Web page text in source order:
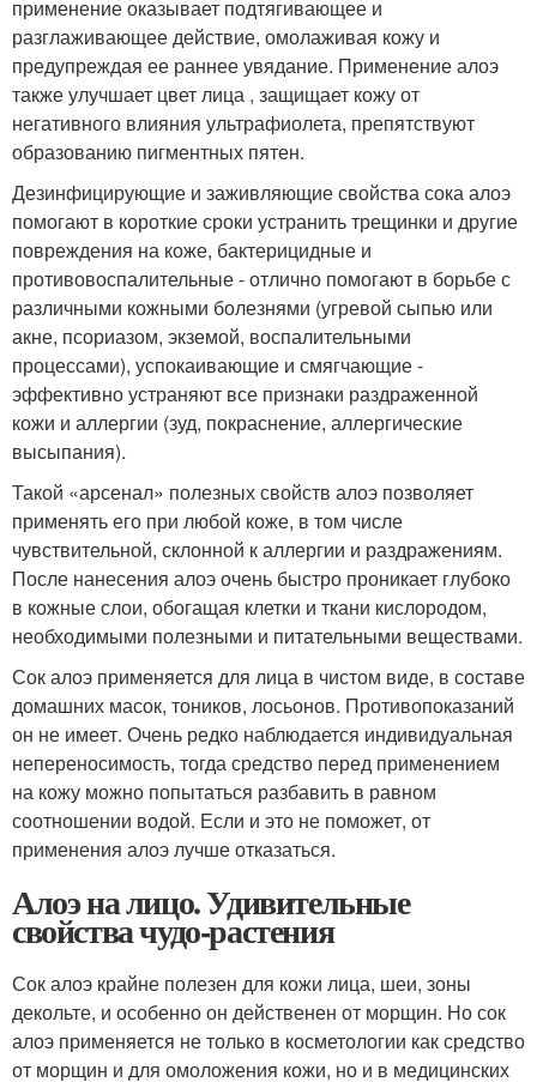
применение оказывает подтягивающее и
разглаживающее действие, омолаживая кожу и
предупреждая ее раннее увядание. Применение алоэ
также улучшает цвет лица , защищает кожу от
негативного влияния ультрафиолета, препятствуют
образованию пигментных пятен.
Дезинфицирующие и заживляющие свойства сока алоэ
помогают в короткие сроки устранить трещинки и другие
повреждения на коже, бактерицидные и
противовоспалительные - отлично помогают в борьбе с
различными кожными болезнями (угревой сыпью или
акне, псориазом, экземой, воспалительными
процессами), успокаивающие и смягчающие -
эффективно устраняют все признаки раздраженной
кожи и аллергии (зуд, покраснение, аллергические
высыпания).
Такой «арсенал» полезных свойств алоэ позволяет
применять его при любой коже, в том числе
чувствительной, склонной к аллергии и раздражениям.
После нанесения алоэ очень быстро проникает глубоко
в кожные слои, обогащая клетки и ткани кислородом,
необходимыми полезными и питательными веществами.
Сок алоэ применяется для лица в чистом виде, в составе
домашних масок, тоников, лосьонов. Противопоказаний
он не имеет. Очень редко наблюдается индивидуальная
непереносимость, тогда средство перед применением
на кожу можно попытаться разбавить в равном
соотношении водой. Если и это не поможет, от
применения алоэ лучше отказаться.
Алоэ на лицо. Удивительные
свойства чудо-растения
Сок алоэ крайне полезен для кожи лица, шеи, зоны
декольте, и особенно он действенен от морщин. Но сок
алоэ применяется не только в косметологии как средство
от морщин и для омоложения кожи, но и в медицинских